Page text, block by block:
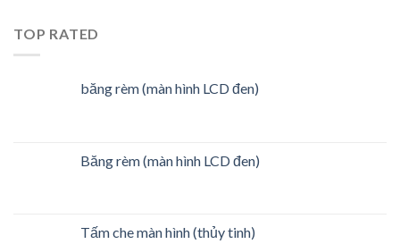
TOP RATED
băng rèm (màn hình LCD đen)
Băng rèm (màn hình LCD đen)
Tấm che màn hình (thủy tinh)